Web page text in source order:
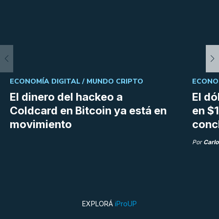
El dinero del hackeo a
Coldcard en Bitcoin ya está en
movimiento
ECONOMÍA DIGITAL / MUNDO CRIPTO
El
en
Por
EXPLORÁ iProUP